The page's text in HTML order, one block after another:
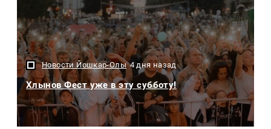
Новости Йошкар-Олы 4 дня назад
Хлынов Фест уже в эту субботу!